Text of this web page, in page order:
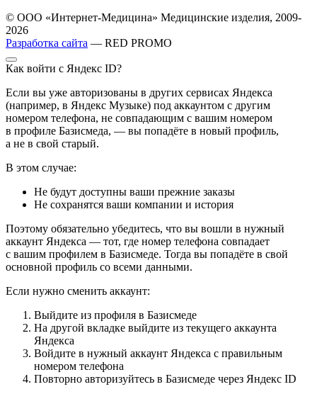
© ООО «Интернет-Медицина» Медицинские изделия, 2009-
2026
Разработка сайта — RED PROMO
Как войти с Яндекс ID?
Если вы уже авторизованы в других сервисах Яндекса
(например, в Яндекс Музыке) под аккаунтом с другим
номером телефона, не совпадающим с вашим номером
в профиле Базисмеда, — вы попадёте в новый профиль,
а не в свой старый.
В этом случае:
Не будут доступны ваши прежние заказы
Не сохранятся ваши компании и история
Поэтому обязательно убедитесь, что вы вошли в нужный
аккаунт Яндекса — тот, где номер телефона совпадает
с вашим профилем в Базисмеде. Тогда вы попадёте в свой
основной профиль со всеми данными.
Если нужно сменить аккаунт:
Выйдите из профиля в Базисмеде
На другой вкладке выйдите из текущего аккаунта
Яндекса
Войдите в нужный аккаунт Яндекса с правильным
номером телефона
Повторно авторизуйтесь в Базисмеде через Яндекс ID